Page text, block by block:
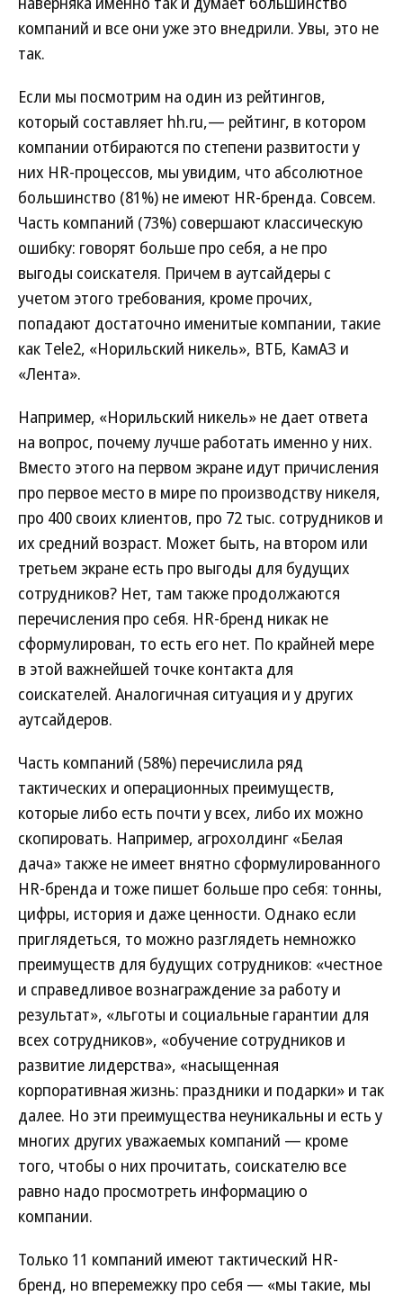
компаний и все они уже это внедрили. Увы, это не
так.
Если мы посмотрим на один из рейтингов,
который составляет hh.ru,— рейтинг, в котором
компании отбираются по степени развитости у
них HR-процессов, мы увидим, что абсолютное
большинство (81%) не имеют HR-бренда. Совсем.
Часть компаний (73%) совершают классическую
ошибку: говорят больше про себя, а не про
выгоды соискателя. Причем в аутсайдеры с
учетом этого требования, кроме прочих,
попадают достаточно именитые компании, такие
как Тele2, «Норильский никель», ВТБ, КамАЗ и
«Лента».
Например, «Норильский никель» не дает ответа
на вопрос, почему лучше работать именно у них.
Вместо этого на первом экране идут причисления
про первое место в мире по производству никеля,
про 400 своих клиентов, про 72 тыс. сотрудников и
их средний возраст. Может быть, на втором или
третьем экране есть про выгоды для будущих
сотрудников? Нет, там также продолжаются
перечисления про себя. HR-бренд никак не
сформулирован, то есть его нет. По крайней мере
в этой важнейшей точке контакта для
соискателей. Аналогичная ситуация и у других
аутсайдеров.
Часть компаний (58%) перечислила ряд
тактических и операционных преимуществ,
которые либо есть почти у всех, либо их можно
скопировать. Например, агрохолдинг «Белая
дача» также не имеет внятно сформулированного
HR-бренда и тоже пишет больше про себя: тонны,
цифры, история и даже ценности. Однако если
приглядеться, то можно разглядеть немножко
преимуществ для будущих сотрудников: «честное
и справедливое вознаграждение за работу и
результат», «льготы и социальные гарантии для
всех сотрудников», «обучение сотрудников и
развитие лидерства», «насыщенная
корпоративная жизнь: праздники и подарки» и так
далее. Но эти преимущества неуникальны и есть у
многих других уважаемых компаний — кроме
того, чтобы о них прочитать, соискателю все
равно надо просмотреть информацию о
компании.
Только 11 компаний имеют тактический HR-
бренд, но вперемежку про себя — «мы такие, мы